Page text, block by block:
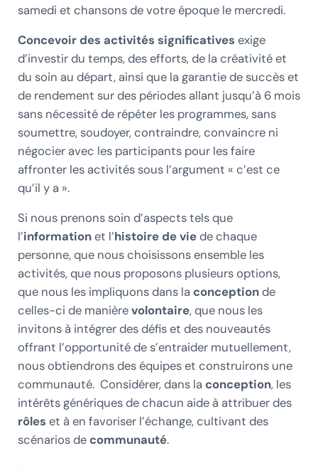
samedi et chansons de votre époque le mercredi.
Concevoir des activités significatives exige
d’investir du temps, des efforts, de la créativité et
du soin au départ, ainsi que la garantie de succès et
de rendement sur des périodes allant jusqu’à 6 mois
sans nécessité de répéter les programmes, sans
soumettre, soudoyer, contraindre, convaincre ni
négocier avec les participants pour les faire
affronter les activités sous l’argument « c’est ce
qu’il y a ».
Si nous prenons soin d’aspects tels que
l’informationet l’histoire de viede chaque
personne, que nous choisissons ensemble les
activités, que nous proposons plusieurs options,
que nous les impliquons dans la conceptionde
celles-ci de manièrevolontaire, que nous les
invitons à intégrer des défis et des nouveautés
offrant l’opportunité de s’entraider mutuellement,
nous obtiendrons des équipes et construirons une
communauté. Considérer, dans la conception, les
intérêts génériques de chacun aide à attribuer des
rôles et à en favoriser l’échange, cultivant des
scénarios de communauté.